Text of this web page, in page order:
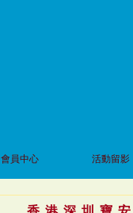
會員中心 活動留影